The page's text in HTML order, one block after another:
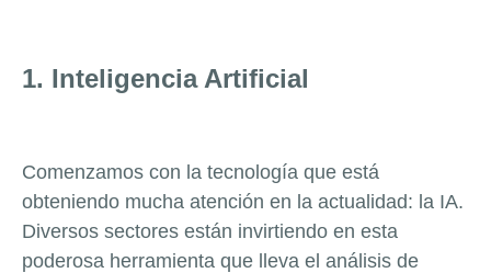
1. Inteligencia Artificial
Comenzamos con la tecnología que está
obteniendo mucha atención en la actualidad: la IA.
Diversos sectores están invirtiendo en esta
poderosa herramienta que lleva el análisis de